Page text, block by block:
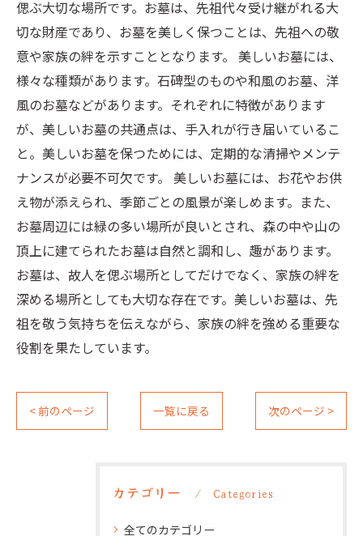
偲ぶ大切な場所です。お墓は、先祖代々受け継がれる大
切な財産であり、お墓を美しく保つことは、先祖への敬
意や家族の絆を示すこととなります。 美しいお墓には、
様々な種類があります。石碑型のものや和風のお墓、洋
風のお墓などがあります。それぞれに特徴があります
が、美しいお墓の共通点は、手入れが行き届いているこ
と。美しいお墓を保つためには、定期的な清掃やメンテ
ナンスが必要不可欠です。 美しいお墓には、お花やお供
え物が添えられ、季節ごとの風景が楽しめます。また、
お墓周辺には緑の多い場所が良いとされ、森の中や山の
頂上に建てられたお墓は自然と調和し、趣があります。
お墓は、故人を偲ぶ場所としてだけでなく、家族の絆を
深める場所としても大切な存在です。美しいお墓は、先
祖を敬う気持ちを伝えながら、家族の絆を強める重要な
役割を果たしています。
< 前のページ 一覧に戻る 次のページ >
カテゴリー Categories
全てのカテゴリー